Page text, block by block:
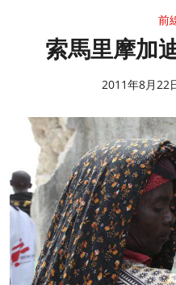
前
索馬里摩加
2011年8月22